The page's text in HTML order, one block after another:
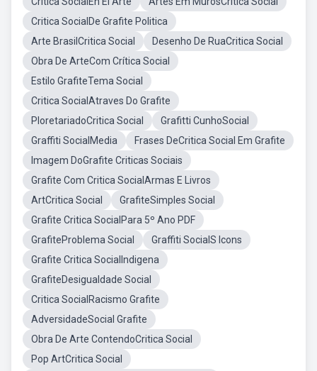
Critica SocialDe Grafite Politica
Arte BrasilCritica Social
Desenho De RuaCritica Social
Obra De ArteCom Crítica Social
Estilo GrafiteTema Social
Critica SocialAtraves Do Grafite
PloretariadoCritica Social
Grafitti CunhoSocial
Graffiti SocialMedia
Frases DeCritica Social Em Grafite
Imagem DoGrafite Criticas Sociais
Grafite Com Critica SocialArmas E Livros
ArtCritica Social
GrafiteSimples Social
Grafite Critica SocialPara 5º Ano PDF
GrafiteProblema Social
Graffiti SocialS Icons
Grafite Critica SocialIndigena
GrafiteDesigualdade Social
Critica SocialRacismo Grafite
AdversidadeSocial Grafite
Obra De Arte ContendoCritica Social
Pop ArtCritica Social